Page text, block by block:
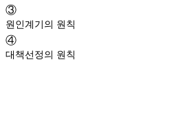
③
원인계기의 원칙
④
대책선정의 원칙